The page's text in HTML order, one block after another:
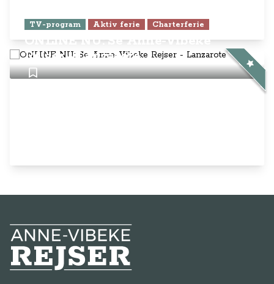
TV-program Aktiv ferie Charterferie
ONLINE NU: Se Anne-Vibeke
Rejser - Lanzarote
Anne-Vibeke Rejser